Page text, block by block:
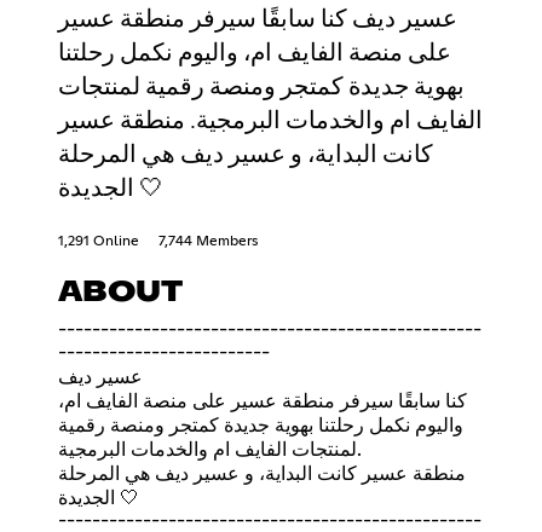
عسير ديف كنا سابقًا سيرفر منطقة عسير
على منصة الفايف ام، واليوم نكمل رحلتنا
بهوية جديدة كمتجر ومنصة رقمية لمنتجات
الفايف ام والخدمات البرمجية. منطقة عسير
كانت البداية، و عسير ديف هي المرحلة
الجديدة 🤍
1,291 Online 7,744 Members
ABOUT
--------------------------------------------------
-------------------------
عسير ديف
كنا سابقًا سيرفر منطقة عسير على منصة الفايف ام،
واليوم نكمل رحلتنا بهوية جديدة كمتجر ومنصة رقمية
لمنتجات الفايف ام والخدمات البرمجية.
منطقة عسير كانت البداية، و عسير ديف هي المرحلة
الجديدة 🤍
--------------------------------------------------